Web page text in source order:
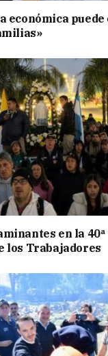
económica
en la 40ª
los Trabajadores